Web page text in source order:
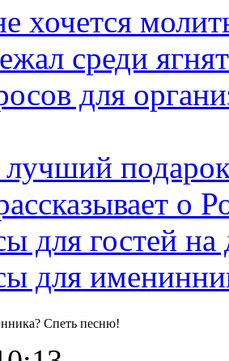
хочется
среди ягнят
для
о
для гостей
для
Спеть песню!